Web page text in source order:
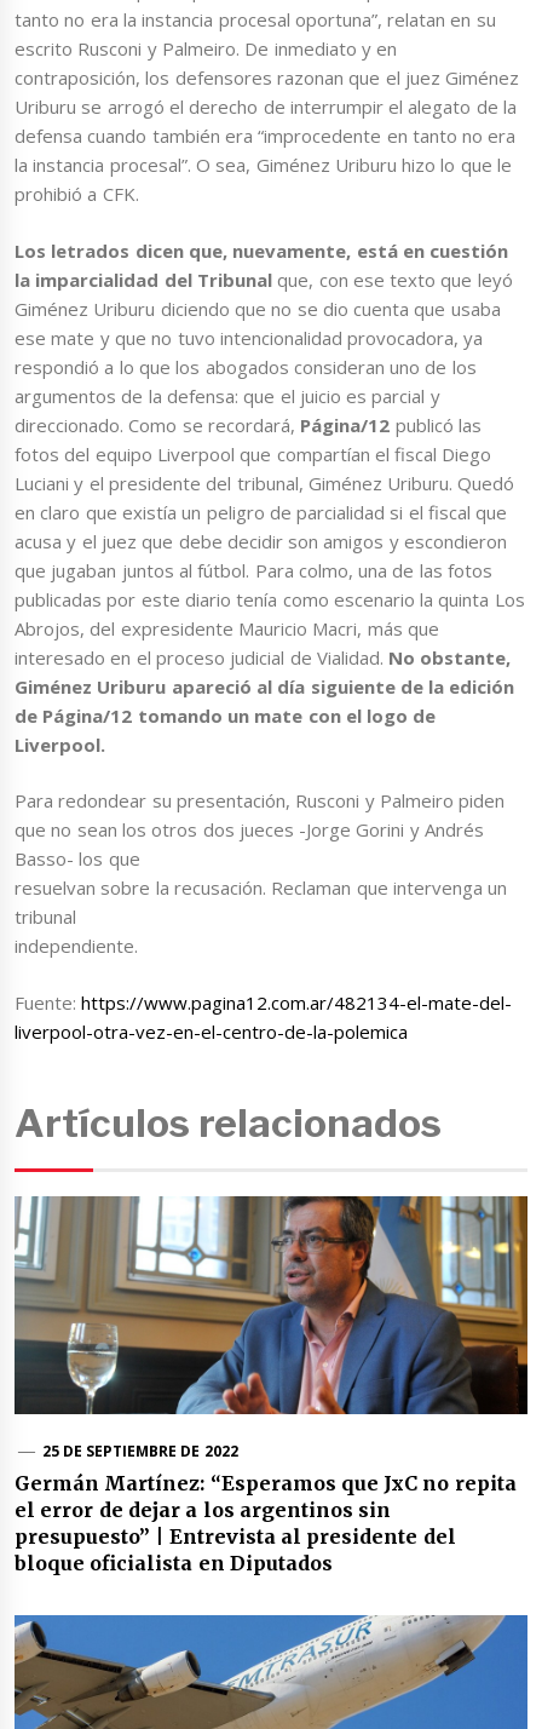
tanto no era la instancia procesal oportuna”, relatan en su
escrito Rusconi y Palmeiro. De inmediato y en
contraposición, los defensores razonan que el juez Giménez
Uriburu se arrogó el derecho de interrumpir el alegato de la
defensa cuando también era “improcedente en tanto no era
la instancia procesal”. O sea, Giménez Uriburu hizo lo que le
prohibió a CFK.
Los letrados dicen que, nuevamente, está en cuestión
la imparcialidad del Tribunalque, con ese texto que leyó
Giménez Uriburu diciendo que no se dio cuenta que usaba
ese mate y que no tuvo intencionalidad provocadora, ya
respondió a lo que los abogados consideran uno de los
argumentos de la defensa: que el juicio es parcial y
direccionado. Como se recordará, Página/12 publicó las
fotos del equipo Liverpool que compartían el fiscal Diego
Luciani y el presidente del tribunal, Giménez Uriburu. Quedó
en claro que existía un peligro de parcialidad si el fiscal que
acusa y el juez que debe decidir son amigos y escondieron
que jugaban juntos al fútbol. Para colmo, una de las fotos
publicadas por este diario tenía como escenario la quinta Los
Abrojos, del expresidente Mauricio Macri, más que
interesado en el proceso judicial de Vialidad. No obstante,
Giménez Uriburu apareció al día siguiente de la edición
de Página/12 tomando un mate con el logo de
Liverpool.
Para redondear su presentación, Rusconi y Palmeiro piden
que no sean los otros dos jueces -Jorge Gorini y Andrés
Basso- los que
resuelvan sobre la recusación. Reclaman que intervenga un
tribunal
independiente.
Fuente:https://www.pagina12.com.ar/482134-el-mate-del-
liverpool-otra-vez-en-el-centro-de-la-polemica
Artículos relacionados
25 DE SEPTIEMBRE DE 2022
Germán Martínez: “Esperamos que JxC no repita
el error de dejar a los argentinos sin
presupuesto” | Entrevista al presidente del
bloque oficialista en Diputados